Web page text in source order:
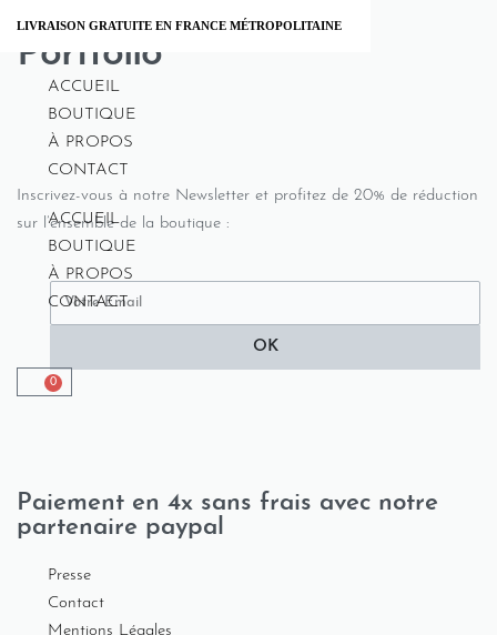
LIVRAISON GRATUITE EN FRANCE MÉTROPOLITAINE
ACCUEIL
BOUTIQUE
À PROPOS
CONTACT
ACCUEIL
BOUTIQUE
À PROPOS
CONTACT
0
Portfolio
Inscrivez-vous à notre Newsletter et profitez de 20% de réduction
sur l’ensemble de la boutique :
OK
Paiement en 4x sans frais avec notre
partenaire paypal
Presse
Contact
Mentions Légales